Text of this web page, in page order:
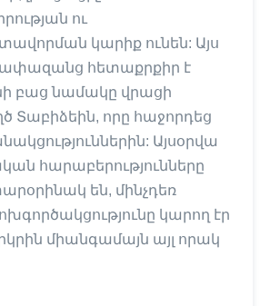
ու
կարիք ունեն: Այս
հետաքրքիր է
բաց նամակը վրացի
Տաբիձեին, որը հաջորդեց
Այսօրվա
հարաբերությունները
են, մինչդեռ
կարող էր
միանգամայն այլ որակ